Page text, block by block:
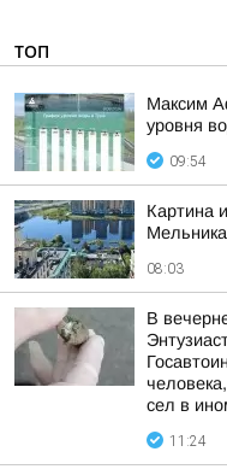
ТОП
Максим
уровня
09:54
Картина
08:03
В
сел в
11:24